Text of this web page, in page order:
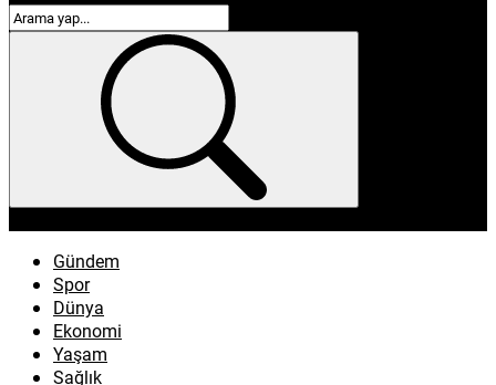
Gündem
Spor
Dünya
Ekonomi
Yaşam
Sağlık